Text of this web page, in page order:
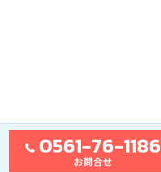
0561-76-1186
お問合せ